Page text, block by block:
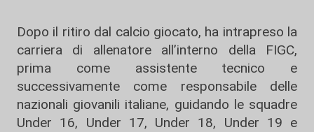
Dopo il ritiro dal calcio giocato, ha intrapreso la
carriera di allenatore all’interno della FIGC,
prima come assistente tecnico e
successivamente come responsabile delle
nazionali giovanili italiane, guidando le squadre
Under 16, Under 17, Under 18, Under 19 e